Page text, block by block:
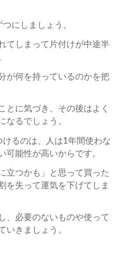
にしましょう。
てしまって片付けが中途半
が何を持っているのかを把
とに気づき、その後はよく
なるでしょう。
るのは、人は1年間使わな
可能性が高いからです。
立つかも」と思って買った
を失って運気を下げてしま
、必要のないものや使って
いきましょう。